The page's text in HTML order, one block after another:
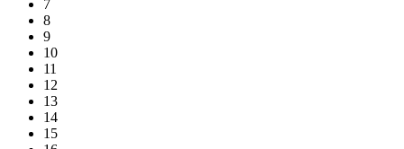
7
8
9
10
11
12
13
14
15